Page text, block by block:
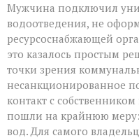
Мужчина подключил
водоотведения, не
ресурсоснабжающей
это казалось простым
точки зрения
несанкционированное
контакт с
пошли на крайнюю
вод. Для самого